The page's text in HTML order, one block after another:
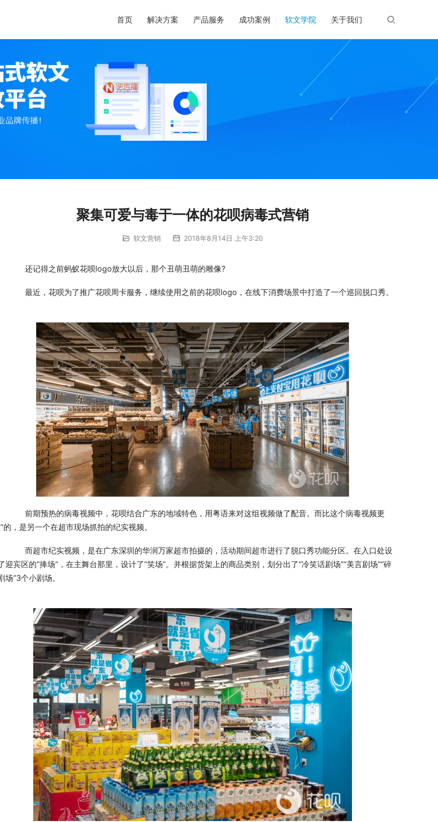
首页 解决方案 产品服务 成功案例 软文学院 关于我们
聚集可爱与毒于一体的花呗病毒式营销
软文营销 2018年8月14日 上午3:20
	　　还记得之前蚂蚁花呗logo放大以后，那个丑萌丑萌的雕像?
	　　最近，花呗为了推广花呗周卡服务，继续使用之前的花呗logo，在线下消费场景中打造了一个巡回脱口秀。
的，是另一个在超市现场抓拍的纪实视频。
迎宾区的“捧场”，在主舞台那里，设计了“笑场”。并根据货架上的商品类别，划分出了“冷笑话剧场”“美言剧场”“碎
场”3个小剧场。